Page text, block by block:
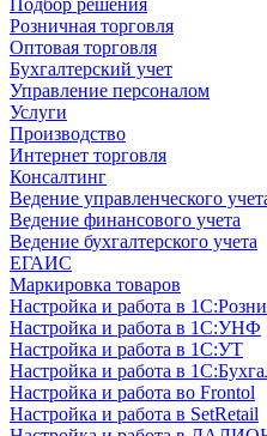
Подбор решения
Розничная торговля
Оптовая торговля
Бухгалтерский учет
Управление персоналом
Услуги
Производство
Интернет торговля
Консалтинг
Ведение управленческого
Ведение финансового учета
Ведение бухгалтерского учета
ЕГАИС
Маркировка товаров
Настройка и работа в
Настройка и работа в 1С:УНФ
Настройка и работа в 1С:УТ
Настройка и работа в
Настройка и работа во Frontol
Настройка и работа в SetRetail